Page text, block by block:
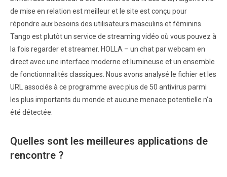
de mise en relation est meilleur et le site est conçu pour
répondre aux besoins des utilisateurs masculins et féminins.
Tango est plutôt un service de streaming vidéo où vous pouvez à
la fois regarder et streamer. HOLLA – un chat par webcam en
direct avec une interface moderne et lumineuse et un ensemble
de fonctionnalités classiques. Nous avons analysé le fichier et les
URL associés à ce programme avec plus de 50 antivirus parmi
les plus importants du monde et aucune menace potentielle n’a
été détectée.
Quelles sont les meilleures applications de
rencontre ?